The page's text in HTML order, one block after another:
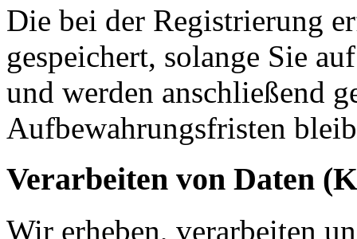
Die bei der Registrierung
gespeichert, solange Sie
und werden anschließend
Aufbewahrungsfristen
Verarbeiten von Daten
Wir erheben, verarbeiten